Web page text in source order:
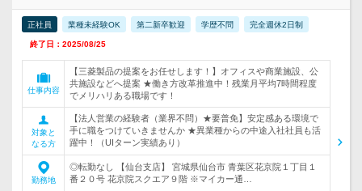
正社員 業種未経験OK 第二新卒歓迎 学歴不問 完全週休2日制
終了日：2025/08/25
仕事内容
【三菱製品の提案をお任せします！】オフィスや商業施設、公
共施設などへ提案 ★働き方改革推進中！残業月平均7時間程度
でメリハリある職場です！
対象と
なる方
【法人営業の経験者（業界不問）★要普免】安定感ある環境で
手に職をつけていきませんか ★異業種からの中途入社社員も活
躍中！（UIターン実績あり）
勤務地
◎転勤なし 【仙台支店】 宮城県仙台市 青葉区花京院１丁目１
番２０号 花京院スクエア９階 ※マイカー通…